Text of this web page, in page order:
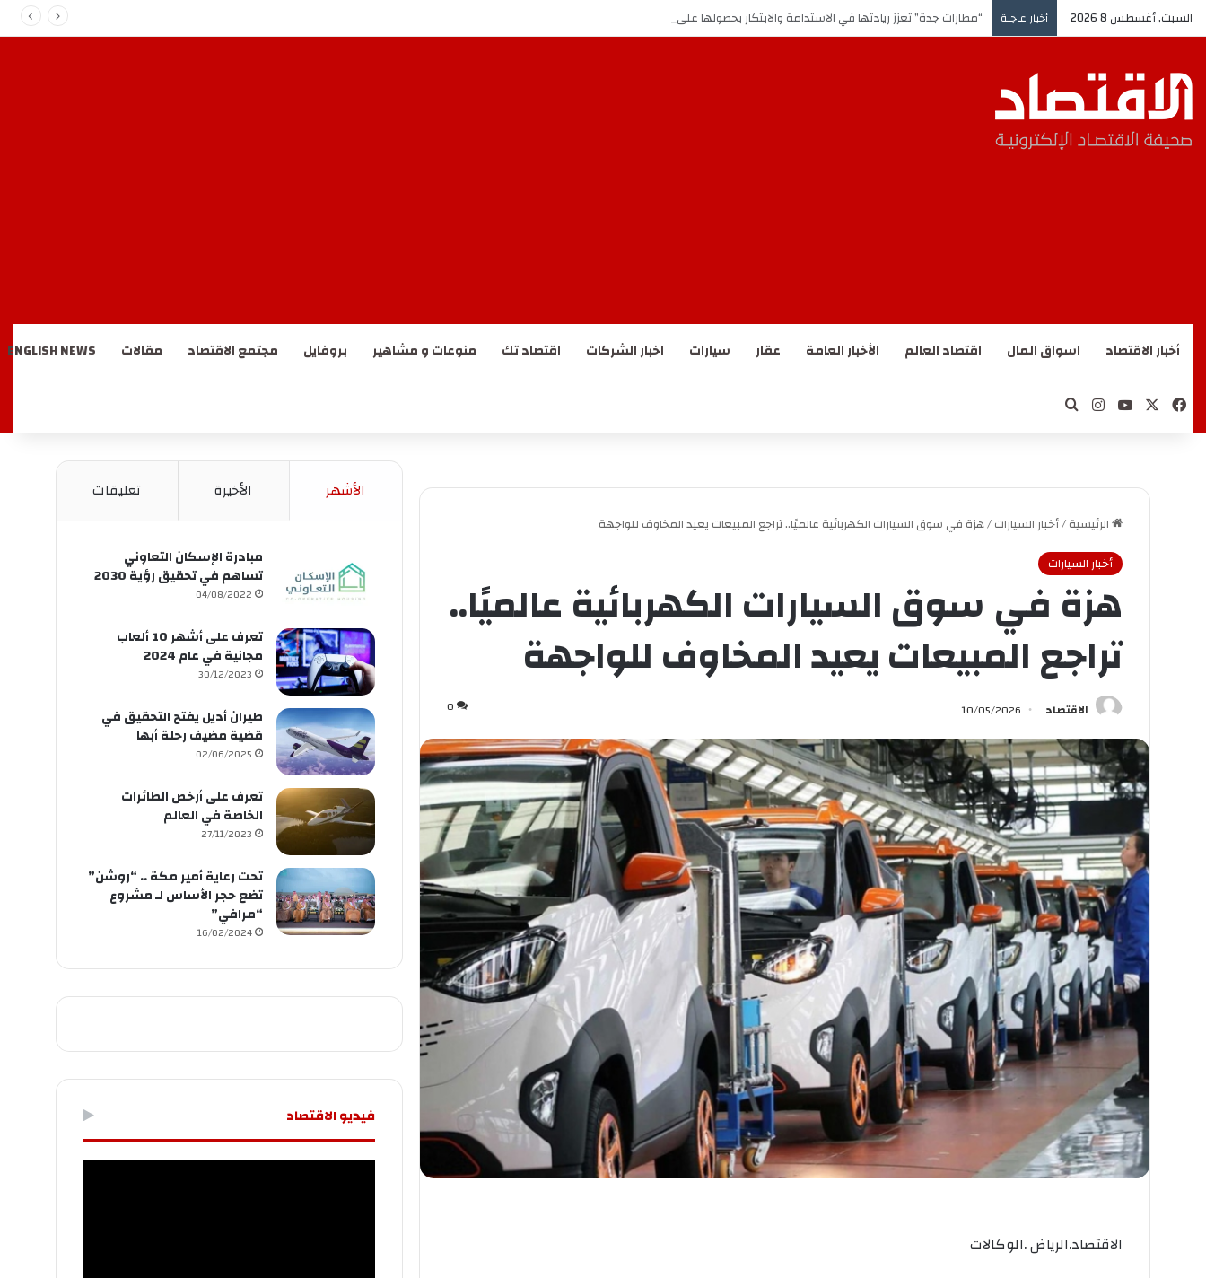
السبت, أغسطس 8 2026 أخبار عاجلة “مطارات جدة” تعزز ريادتها في الاستدامة والابتكار بحصولها على إنجازين وطني ودولي
أخبار الاقتصاد اسواق المال اقتصاد العالم الأخبار العامة عقار سيارات اخبار الشركات اقتصاد تك منوعات و مشاهير بروفايل مجتمع الاقتصاد مقالات ENGLISH NEWS
فيسبوك ‫YouTubeانستقرام
الرئيسية/أخبار السيارات/هزة في سوق السيارات الكهربائية عالميًا.. تراجع المبيعات يعيد المخاوف للواجهة
أخبار السيارات
هزة في سوق السيارات الكهربائية عالميًا..
تراجع المبيعات يعيد المخاوف للواجهة
الاقتصاد 10/05/2026
0
الاقتصاد.الرياض .الوكالات
الأشهر الأخيرة تعليقات
مبادرة الإسكان التعاوني
تساهم في تحقيق رؤية 2030
04/08/2022
تعرف على أشهر 10 ألعاب
مجانية في عام 2024
30/12/2023
طيران أديل يفتح التحقيق في
قضية مضيف رحلة أبها
02/06/2025
تعرف على أرخص الطائرات
الخاصة في العالم
27/11/2023
تحت رعاية أمير مكة .. “روشن”
تضع حجر الأساس لـ مشروع
“مرافي”
16/02/2024
فيديو الاقتصاد